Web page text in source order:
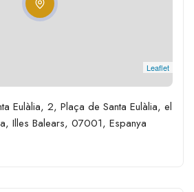
Leaflet
Eulàlia, 2, Plaça de Santa Eulàlia, el
Illes Balears, 07001, Espanya